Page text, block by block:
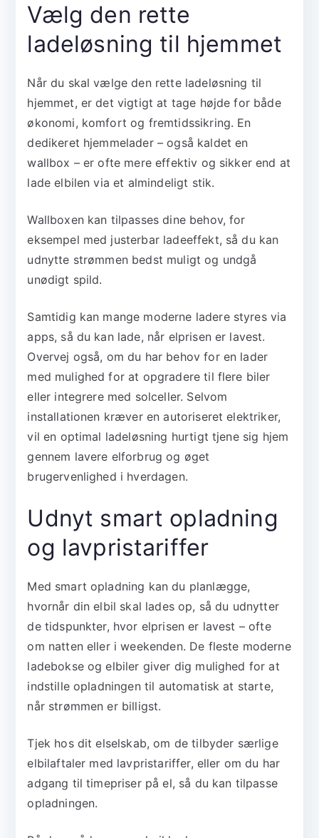
Vælg den rette
ladeløsning til hjemmet
Når du skal vælge den rette ladeløsning til
hjemmet, er det vigtigt at tage højde for både
økonomi, komfort og fremtidssikring. En
dedikeret hjemmelader – også kaldet en
wallbox – er ofte mere effektiv og sikker end at
lade elbilen via et almindeligt stik.
Wallboxen kan tilpasses dine behov, for
eksempel med justerbar ladeeffekt, så du kan
udnytte strømmen bedst muligt og undgå
unødigt spild.
Samtidig kan mange moderne ladere styres via
apps, så du kan lade, når elprisen er lavest.
Overvej også, om du har behov for en lader
med mulighed for at opgradere til flere biler
eller integrere med solceller. Selvom
installationen kræver en autoriseret elektriker,
vil en optimal ladeløsning hurtigt tjene sig hjem
gennem lavere elforbrug og øget
brugervenlighed i hverdagen.
Udnyt smart opladning
og lavpristariffer
Med smart opladning kan du planlægge,
hvornår din elbil skal lades op, så du udnytter
de tidspunkter, hvor elprisen er lavest – ofte
om natten eller i weekenden. De fleste moderne
ladebokse og elbiler giver dig mulighed for at
indstille opladningen til automatisk at starte,
når strømmen er billigst.
Tjek hos dit elselskab, om de tilbyder særlige
elbilaftaler med lavpristariffer, eller om du har
adgang til timepriser på el, så du kan tilpasse
opladningen.